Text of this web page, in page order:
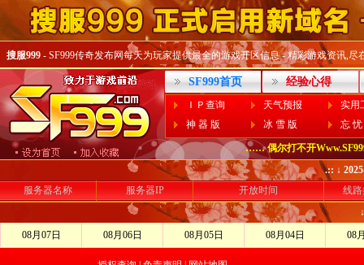
搜服999 - SF999传奇发布网每天为玩家提供最全的游戏开区信息 - 精彩游戏资讯,尽
SF999首页 经验心得
ＩＰ查询 天气预报
实用
神 器 版
冰 雪 版 忘
…… 偶尔打不开
.:: ↓
服务器名称
服务器IP 开放时间
线
08月07日
08月06日 08月05日 08月04日 08